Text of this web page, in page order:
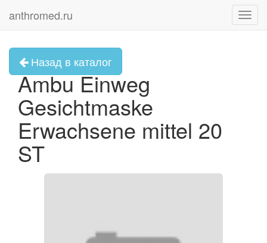
anthromed.ru
Назад в каталог
Ambu Einweg
Gesichtmaske
Erwachsene mittel 20
ST